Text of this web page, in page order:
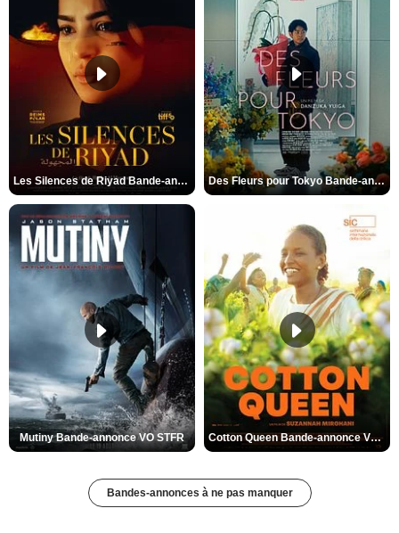
Les Silences de Riyad Bande-annonce VO STFR Des Fleurs pour Tokyo Bande-annonce VO STFR
Mutiny Bande-annonce VO STFR Cotton Queen Bande-annonce VO STFR
Bandes-annonces à ne pas manquer